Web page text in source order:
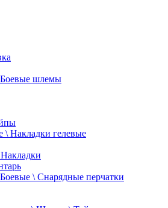
шлемы
\ Накладки гелевые
\ Снарядные перчатки